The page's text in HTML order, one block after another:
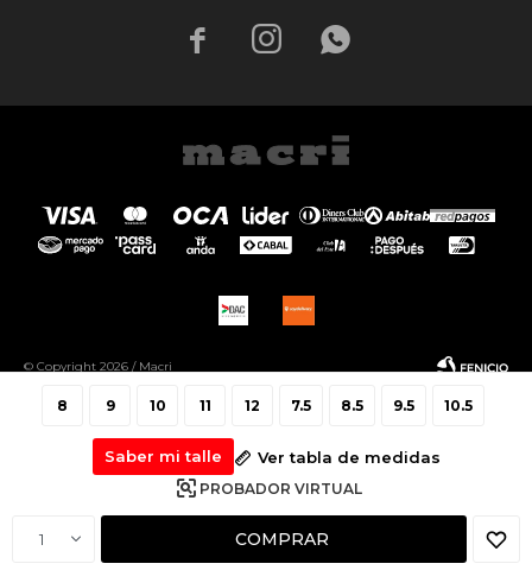
8 9 10 11 12 7.5 8.5 9.5 10.5
Saber mi talle Ver tabla de medidas
PROBADOR VIRTUAL
1 COMPRAR
  
© Copyright 2026 / Macri